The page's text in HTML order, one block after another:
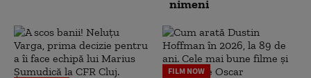
nimeni
FILM NOW